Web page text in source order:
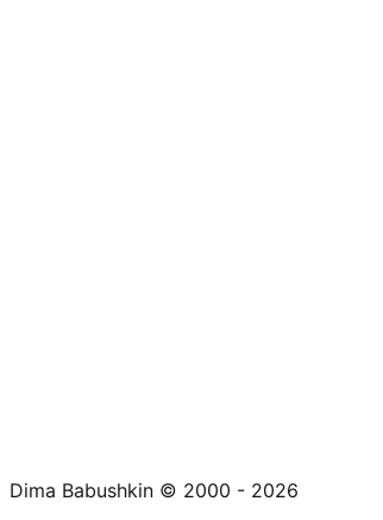
Dima Babushkin © 2000 - 2026